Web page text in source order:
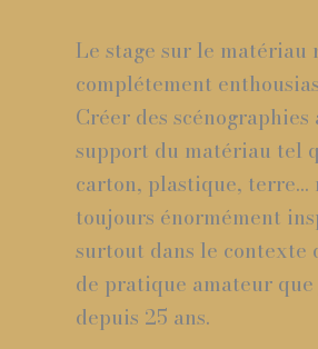
Le stage sur le matériau
complétement
Créer des scénographies
support du matériau tel
carton, plastique, terre…
toujours énormément
surtout dans le contexte
de pratique amateur que
depuis 25 ans.